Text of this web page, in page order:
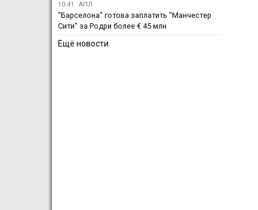
10:41 АПЛ
"Барселона" готова заплатить "Манчестер
Сити" за Родри более € 45 млн
Ещё новости